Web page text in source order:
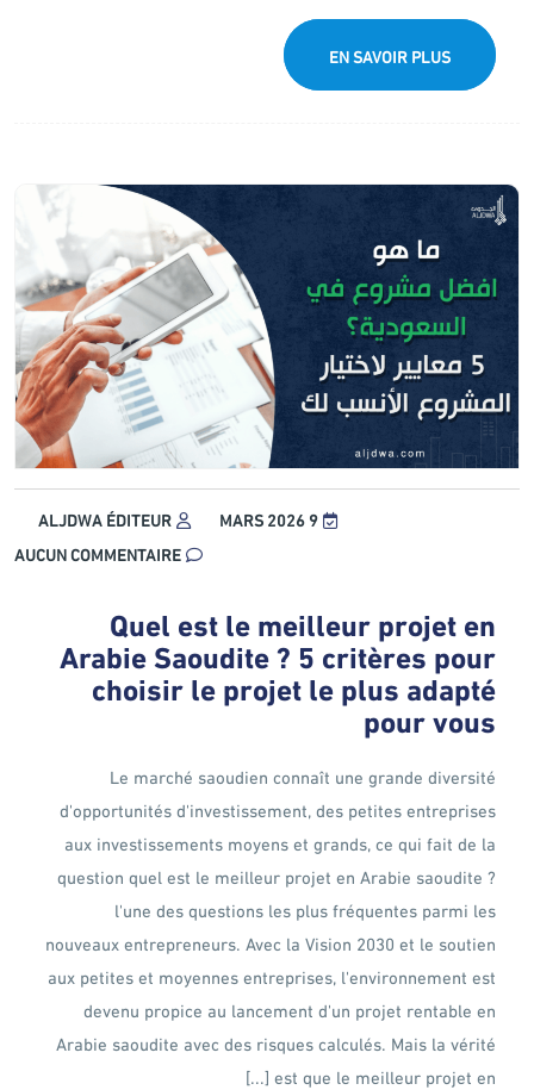
EN SAVOIR PLUS
9 MARS 2026
ALJDWA ÉDITEUR
AUCUN COMMENTAIRE
Quel est le meilleur projet en
Arabie Saoudite ? 5 critères pour
choisir le projet le plus adapté
pour vous
Le marché saoudien connaît une grande diversité
d'opportunités d'investissement, des petites entreprises
aux investissements moyens et grands, ce qui fait de la
question quel est le meilleur projet en Arabie saoudite ?
l'une des questions les plus fréquentes parmi les
nouveaux entrepreneurs. Avec la Vision 2030 et le soutien
aux petites et moyennes entreprises, l'environnement est
devenu propice au lancement d'un projet rentable en
Arabie saoudite avec des risques calculés. Mais la vérité
est que le meilleur projet en [...]